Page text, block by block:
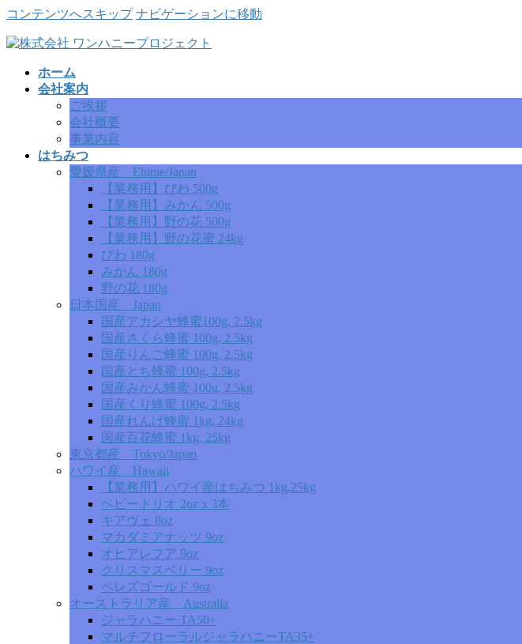
コンテンツへスキップ ナビゲーションに移動
ホーム
会社案内
ご挨拶
会社概要
事業内容
はちみつ
愛媛県産 Ehime/Japan
【業務用】びわ 500g
【業務用】みかん 500g
【業務用】野の花 500g
【業務用】野の花蜜 24kg
びわ 180g
みかん 180g
野の花 180g
日本国産 Japan
国産アカシヤ蜂蜜100g, 2.5kg
国産さくら蜂蜜 100g, 2.5kg
国産りんご蜂蜜 100g, 2.5kg
国産とち蜂蜜 100g, 2.5kg
国産みかん蜂蜜 100g, 2.5kg
国産くり蜂蜜 100g, 2.5kg
国産れんげ蜂蜜 1kg, 24kg
国産百花蜂蜜 1kg, 25kg
東京都産 Tokyo/Japan
ハワイ産 Hawaii
【業務用】ハワイ産はちみつ 1kg,25kg
ベビートリオ 2oz x 3本
キアヴェ 8oz
マカダミアナッツ 9oz
オヒアレフア 9oz
クリスマスベリー 9oz
ペレズゴールド 9oz
オーストラリア産 Australia
ジャラハニー TA50+
マルチフローラルジャラハニーTA35+